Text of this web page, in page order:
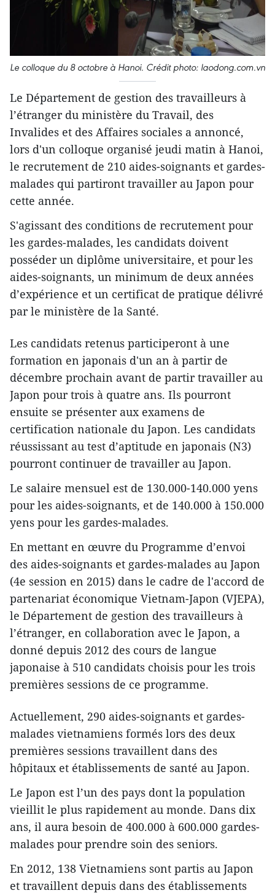
Le colloque du 8 octobre à Hanoi. Crédit photo: laodong.com.vn
Le Département de gestion des travailleurs à
l’étranger du ministère du Travail, des
Invalides et des Affaires sociales a annoncé,
lors d'un colloque organisé jeudi matin à Hanoi,
le recrutement de 210 aides-soignants et gardes-
malades qui partiront travailler au Japon pour
cette année.
S'agissant des conditions de recrutement pour
les gardes-malades, les candidats doivent
posséder un diplôme universitaire, et pour les
aides-soignants, un minimum de deux années
d’expérience et un certificat de pratique délivré
par le ministère de la Santé.
Les candidats retenus participeront à une
formation en japonais d'un an à partir de
décembre prochain avant de partir travailler au
Japon pour trois à quatre ans. Ils pourront
ensuite se présenter aux examens de
certification nationale du Japon. Les candidats
réussissant au test d’aptitude en japonais (N3)
pourront continuer de travailler au Japon.
Le salaire mensuel est de 130.000-140.000 yens
pour les aides-soignants, et de 140.000 à 150.000
yens pour les gardes-malades.​
En mettant en œuvre du Programme d’envoi
des aides-soignants et gardes-malades au Japon
(4e session en 2015) dans le cadre de l'accord de
partenariat économique Vietnam-Japon (VJEPA),
le Département de gestion des travailleurs à
l’étranger, en collaboration avec le Japon, a
donné depuis 2012 des cours de langue
japonaise à 510 candidats choisis pour les trois
premières sessions de ce programme.
Actuellement, 290 aides-soignants et gardes-
malades vietnamiens formés lors des deux
premières sessions travaillent dans des
hôpitaux et établissements de santé au Japon.
Le Japon est l’un des pays dont la population
vieillit le plus rapidement au monde. Dans dix
ans, il aura besoin de 400.000 à 600.000 gardes-
malades pour prendre soin des seniors.
En 2012, 138 Vietnamiens sont partis au Japon
et travaillent depuis dans des établissements